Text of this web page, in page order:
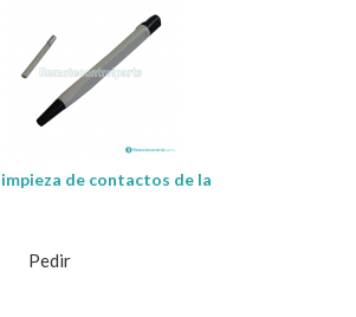
de contactos de la
Pedir